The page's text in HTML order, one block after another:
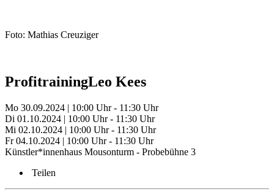
Foto: Mathias Creuziger
ProfitrainingLeo Kees
Mo 30.09.2024 | 10:00 Uhr - 11:30 Uhr
Di 01.10.2024 | 10:00 Uhr - 11:30 Uhr
Mi 02.10.2024 | 10:00 Uhr - 11:30 Uhr
Fr 04.10.2024 | 10:00 Uhr - 11:30 Uhr
Künstler*innenhaus Mousonturm - Probebühne 3
Teilen